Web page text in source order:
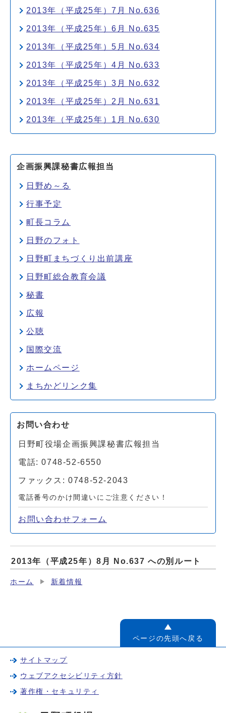
2013年（平成25年）7月 No.636
2013年（平成25年）6月 No.635
2013年（平成25年）5月 No.634
2013年（平成25年）4月 No.633
2013年（平成25年）3月 No.632
2013年（平成25年）2月 No.631
2013年（平成25年）1月 No.630
企画振興課秘書広報担当
日野め～る
行事予定
町長コラム
日野のフォト
日野町まちづくり出前講座
日野町総合教育会議
秘書
広報
公聴
国際交流
ホームページ
まちかどリンク集
お問い合わせ
日野町役場企画振興課秘書広報担当
電話: 0748-52-6550
ファックス: 0748-52-2043
電話番号のかけ間違いにご注意ください！
お問い合わせフォーム
2013年（平成25年）8月 No.637 への別ルート
ホーム 新着情報
ページの先頭へ戻る
サイトマップ
ウェブアクセシビリティ方針
著作権・セキュリティ